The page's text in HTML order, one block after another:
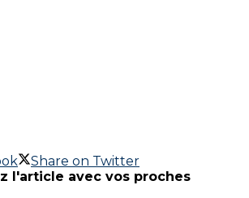
Share on Twitter
l'article avec vos proches